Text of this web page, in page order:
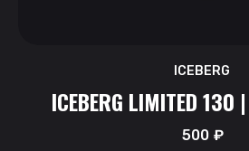
ICEBERG
ICEBERG LIMITED 130
500₽